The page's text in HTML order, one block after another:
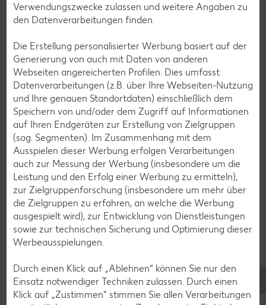
Apfelkuchen-Rezepte
Schokokuchen-Rezepte
Torten-Rezepte
Eis-Rezepte
Pfannkuchen-Rezepte
Plätzchen-Rezepte
Smoothie-Rezepte
Bowle-Rezepte
Cocktail-Rezepte
Avocado-Rezepte
Erdbeer-Rezepte
Blaubeer-Rezepte
Verwendungszwecke zulassen und weitere Angaben zu
den Datenverarbeitungen finden.
Die Erstellung personalisierter Werbung basiert auf der
Generierung von auch mit Daten von anderen
Webseiten angereicherten Profilen. Dies umfasst
Datenverarbeitungen (z.B. über Ihre Webseiten-Nutzung
und Ihre genauen Standortdaten) einschließlich dem
Speichern von und/oder dem Zugriff auf Informationen
auf Ihren Endgeräten zur Erstellung von Zielgruppen
(sog. Segmenten). Im Zusammenhang mit dem
Ausspielen dieser Werbung erfolgen Verarbeitungen
auch zur Messung der Werbung (insbesondere um die
Leistung und den Erfolg einer Werbung zu ermitteln),
zur Zielgruppenforschung (insbesondere um mehr über
die Zielgruppen zu erfahren, an welche die Werbung
ausgespielt wird), zur Entwicklung von Dienstleistungen
sowie zur technischen Sicherung und Optimierung dieser
Werbeausspielungen.
Durch einen Klick auf „Ablehnen“ können Sie nur den
Einsatz notwendiger Techniken zulassen. Durch einen
Klick auf „Zustimmen“ stimmen Sie allen Verarbeitungen